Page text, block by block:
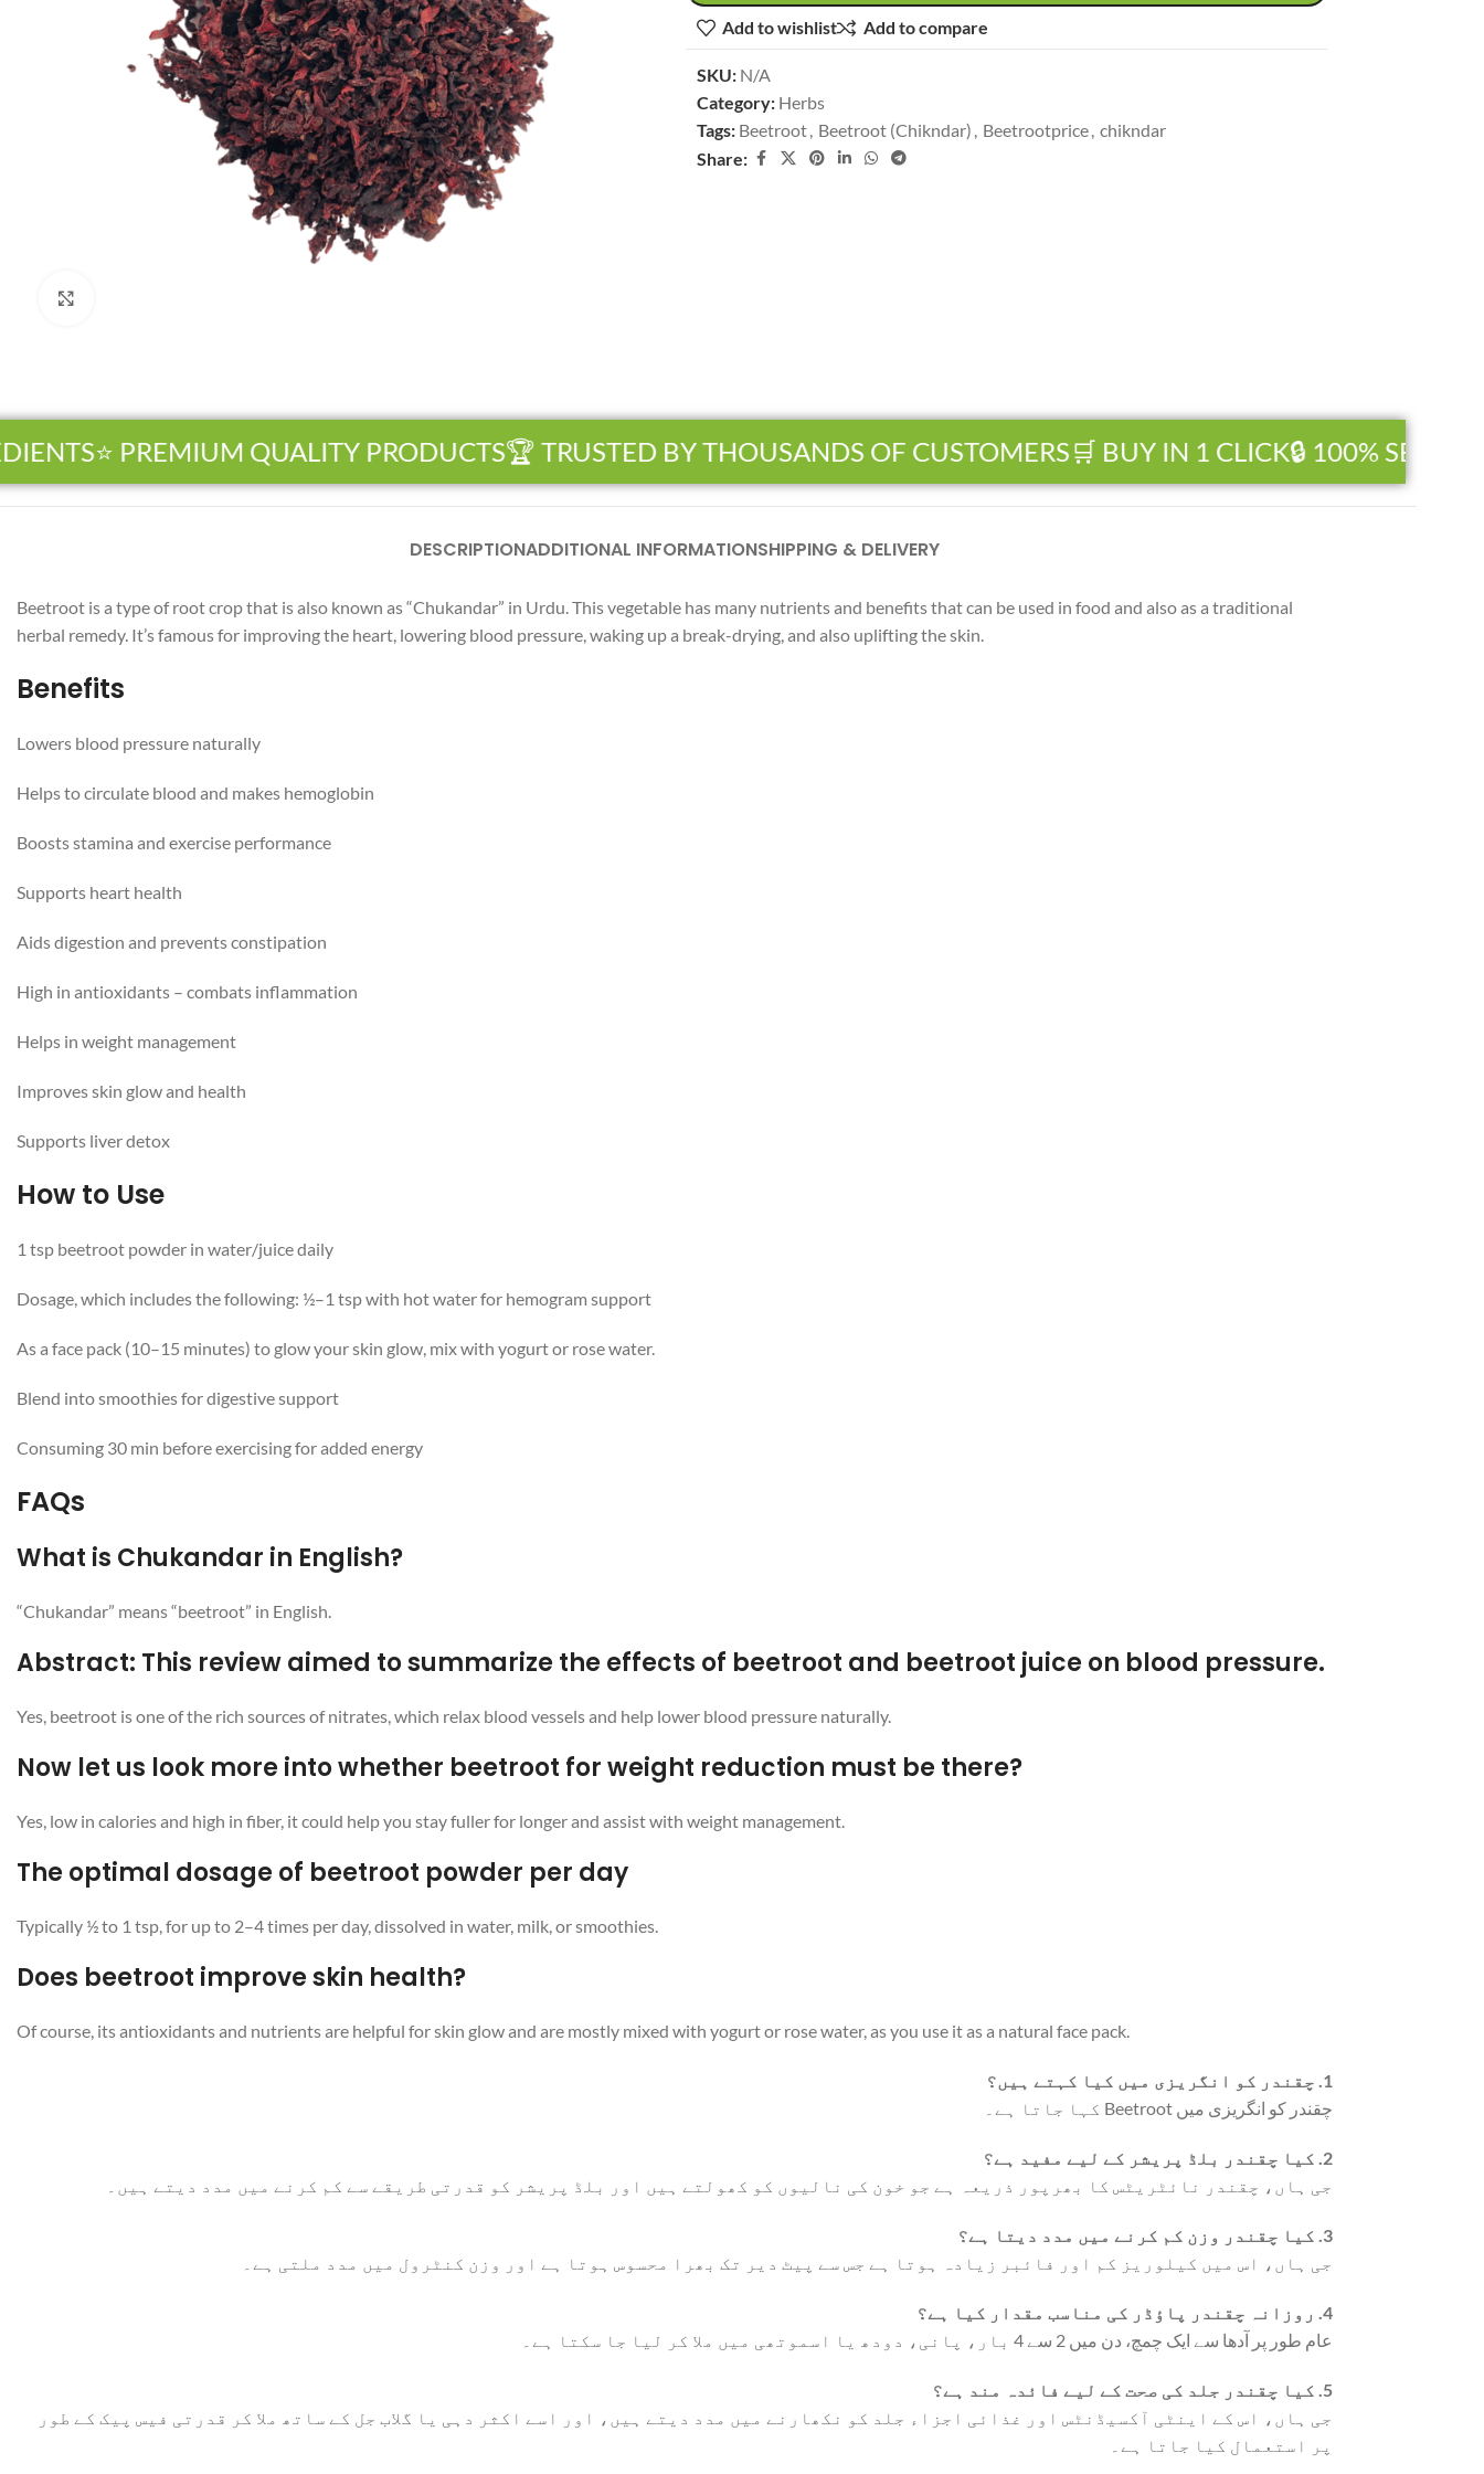
Add to wishlist Add to compare
SKU: N/A
Category: Herbs
Tags: Beetroot, Beetroot (Chikndar) , Beetrootprice, chikndar
Share:
⭐ PREMIUM QUALITY PRODUCTS🏆 TRUSTED BY THOUSANDS OF CUSTOMERS🛒 BUY IN 1 CLICK🔒 100% SECURE
DESCRIPTIONADDITIONAL INFORMATIONSHIPPING & DELIVERY
Beetroot is a type of root crop that is also known as “Chukandar” in Urdu. This vegetable has many nutrients and benefits that can be used in food and also as a traditional
herbal remedy. It’s famous for improving the heart, lowering blood pressure, waking up a break-drying, and also uplifting the skin.
Benefits
Lowers blood pressure naturally
Helps to circulate blood and makes hemoglobin
Boosts stamina and exercise performance
Supports heart health
Aids digestion and prevents constipation
High in antioxidants – combats inflammation
Helps in weight management
Improves skin glow and health
Supports liver detox
How to Use
1 tsp beetroot powder in water/juice daily
Dosage, which includes the following: ½–1 tsp with hot water for hemogram support
As a face pack (10–15 minutes) to glow your skin glow, mix with yogurt or rose water.
Blend into smoothies for digestive support
Consuming 30 min before exercising for added energy
FAQs
What is Chukandar in English?
“Chukandar” means “beetroot” in English.
Abstract: This review aimed to summarize the effects of beetroot and beetroot juice on blood pressure.
Yes, beetroot is one of the rich sources of nitrates, which relax blood vessels and help lower blood pressure naturally.
Now let us look more into whether beetroot for weight reduction must be there?
Yes, low in calories and high in fiber, it could help you stay fuller for longer and assist with weight management.
The optimal dosage of beetroot powder per day
Typically ½ to 1 tsp, for up to 2–4 times per day, dissolved in water, milk, or smoothies.
Does beetroot improve skin health?
Of course, its antioxidants and nutrients are helpful for skin glow and are mostly mixed with yogurt or rose water, as you use it as a natural face pack.
1. چقندر کو انگریزی میں کیا کہتے ہیں؟
چقندر کو انگریزی میں Beetroot کہا جاتا ہے۔
2. کیا چقندر بلڈ پریشر کے لیے مفید ہے؟
جی ہاں، چقندر نائٹریٹس کا بھرپور ذریعہ ہے جو خون کی نالیوں کو کھولتے ہیں اور بلڈ پریشر کو قدرتی طریقے سے کم کرنے میں مدد دیتے ہیں۔
3. کیا چقندر وزن کم کرنے میں مدد دیتا ہے؟
جی ہاں، اس میں کیلوریز کم اور فائبر زیادہ ہوتا ہے جس سے پیٹ دیر تک بھرا محسوس ہوتا ہے اور وزن کنٹرول میں مدد ملتی ہے۔
4. روزانہ چقندر پاؤڈر کی مناسب مقدار کیا ہے؟
عام طور پر آدھا سے ایک چمچ، دن میں 2 سے 4 بار، پانی، دودھ یا اسموتھی میں ملا کر لیا جا سکتا ہے۔
5. کیا چقندر جلد کی صحت کے لیے فائدہ مند ہے؟
جی ہاں، اس کے اینٹی آکسیڈنٹس اور غذائی اجزاء جلد کو نکھارنے میں مدد دیتے ہیں، اور اسے اکثر دہی یا گلاب جل کے ساتھ ملا کر قدرتی فیس پیک کے طور
پر استعمال کیا جاتا ہے۔